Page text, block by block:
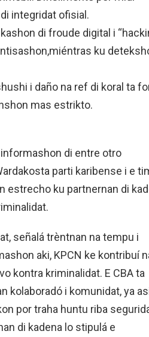
integridat ofisial.
di froude digital i
ku
i daño na ref di koral ta
mas estrikto.
informashon di entre otro
parti karibense i e
estrecho ku partnernan di
señalá trèntnan na tempu i
aki, KPCN ke kontribuí
kontra kriminalidat. E CBA ta
kolaboradó i komunidat, ya
por traha huntu riba
di kadena lo stipulá e